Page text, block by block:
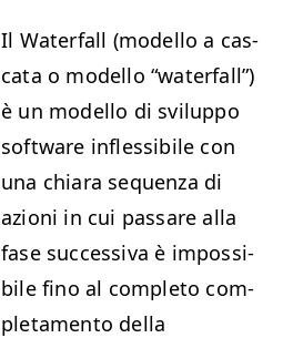
Il Water­fall (mod­el­lo a cas­
ca­ta o mod­el­lo “water­fall”)
è un mod­el­lo di svilup­po
soft­ware inf­lessibile con
una chiara sequen­za di
azioni in cui pas­sare alla
fase suc­ces­si­va è impos­si­
bile fino al com­ple­to com­
ple­ta­men­to del­la